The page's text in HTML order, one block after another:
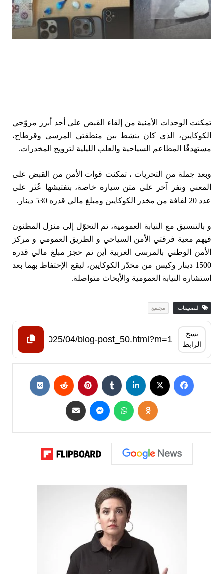
تمكنت الوحدات الأمنية من إلقاء القبض على أحد أبرز مروّجي
الكوكايين، الذي كان ينشط بين منطقتي المرسى وقرطاج،
مستهدفًا المطاعم السياحية والعلب الليلية لترويج المخدرات.
وبعد جملة من التحريات ، تمكنت قوات الأمن من القبض على
المعني ونفر آخر على متن سيارة خاصة، بتفتيشها عُثر على
عدد 20 لفافة من مخدر الكوكايين ومبلغ مالي قدره 530 دينار.
و بالتنسيق مع النيابة العمومية، تم التحوّل إلى منزل المظنون
فيهم معية فرقتي الأمن السياحي و الطريق العمومي و مركز
الأمن الوطني بالمرسى الغربية أين تم حجز مبلغ مالي قدره
1500 دينار وكيس من مخدّر الكوكايين، ليقع الإحتفاظ بهما بعد
استشارة النيابة العمومية والأبحاث متواصلة.
التصنيفات: مجتمع
نسخ
الرابط